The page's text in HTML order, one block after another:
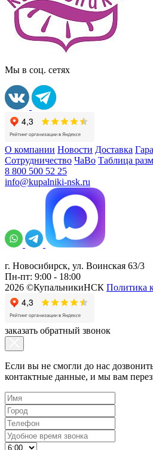
Мы в соц. сетях
О компании Новости Доставка
Сотрудничество ЧаВо Таблица
8 800 500 52 25
info@kupalniki-nsk.ru
г. Новосибирск, ул. Воинская 63/3
Пн-пт: 9:00 - 18:00
2026 ©КупальникиНСК Политика
заказать обратный звонок
Если вы не смогли до нас
контактные данные, и мы вам